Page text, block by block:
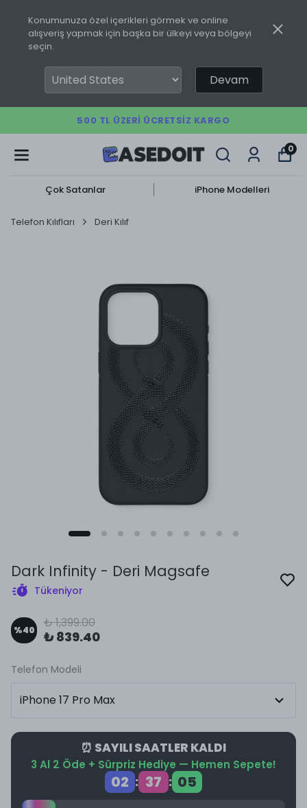
Konumunuza özel içerikleri görmek ve online
alışveriş yapmak için başka bir ülkeyi veya bölgeyi
seçin.
Devam
500 TL ÜZERI ÜCRETSIZ KARGO
0
Çok Satanlar iPhone Modelleri
Telefon Kılıfları Deri Kılıf
Dark Infinity - Deri Magsafe
Tükeniyor
%40 ₺ 1,399.00
₺ 839.40
Telefon Modeli
⏰ SAYILI SAATLER KALDI
3 Al 2 Öde + Sürpriz Hediye — Hemen Sepete!
02 : 37 : 05